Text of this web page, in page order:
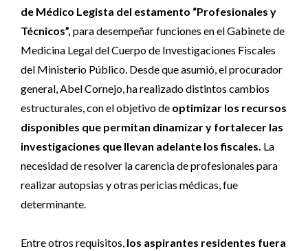
de Médico Legista del estamento “Profesionales y
Técnicos”, para desempeñar funciones en el Gabinete de
Medicina Legal del Cuerpo de Investigaciones Fiscales
del Ministerio Público. Desde que asumió, el procurador
general, Abel Cornejo, ha realizado distintos cambios
estructurales, con el objetivo de optimizar los recursos
disponibles que permitan dinamizar y fortalecer las
investigaciones que llevan adelante los fiscales. La
necesidad de resolver la carencia de profesionales para
realizar autopsias y otras pericias médicas, fue
determinante.
Entre otros requisitos, los aspirantes residentes fuera